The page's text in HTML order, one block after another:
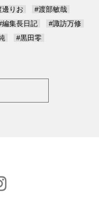
邊りお
#渡部敏哉
編集長日記
#諏訪万修
#黒田零